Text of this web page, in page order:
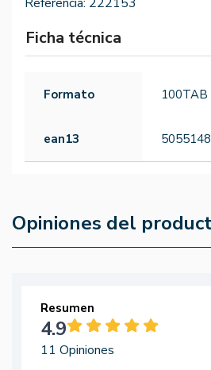
Ficha técnica
Formato 100TAB
ean13
Opiniones del
Resumen
4.9
11 Opiniones